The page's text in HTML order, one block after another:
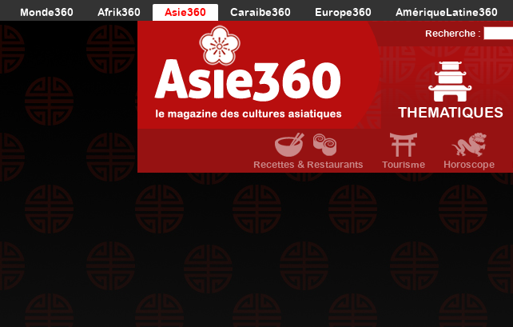
Monde360 Afrik360 Asie360 Caraibe360 Europe360 AmériqueLatine360
Recherche :
THEMATIQUES
Recettes & Restaurants Tourisme Horoscope